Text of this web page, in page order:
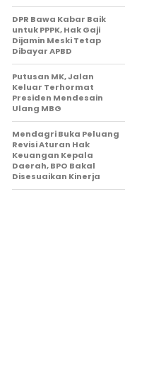
DPR Bawa Kabar Baik
untuk PPPK, Hak Gaji
Dijamin Meski Tetap
Dibayar APBD
Putusan MK, Jalan
Keluar Terhormat
Presiden Mendesain
Ulang MBG
Mendagri Buka Peluang
Revisi Aturan Hak
Keuangan Kepala
Daerah, BPO Bakal
Disesuaikan Kinerja